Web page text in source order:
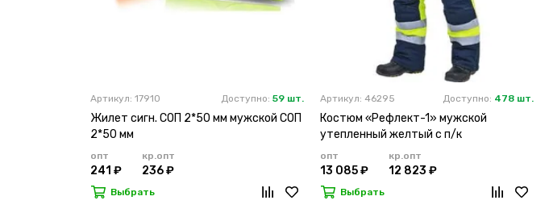
Артикул: 17910 Доступно: 59 шт.
Жилет сигн. СОП 2*50 мм мужской СОП
2*50 мм
опт
241 ₽
кр.опт
236 ₽
Выбрать
Артикул: 46295 Доступно: 478 шт.
Костюм «Рефлект-1» мужской
утепленный желтый с п/к
опт
13 085 ₽
кр.опт
12 823 ₽
Выбрать